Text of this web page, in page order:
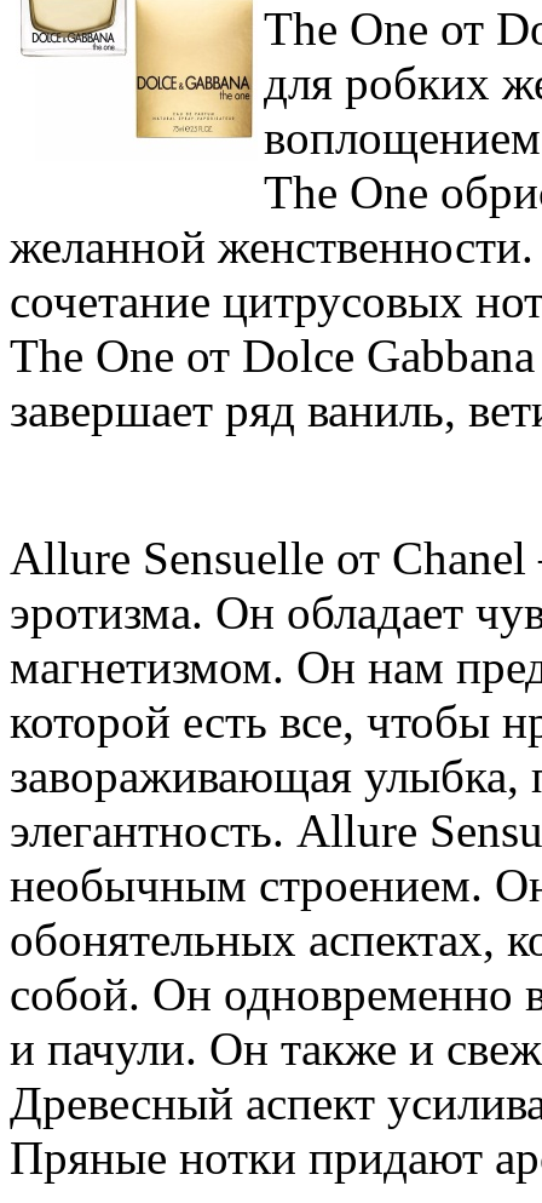
The One от
для робких
The One
желанной
сочетание цитрусовых
The One от Dolce
завершает ряд ваниль,
Allure Sensuelle от
эротизма. Он обладает
магнетизмом. Он нам
которой есть все, чтобы
завораживающая
элегантность. Allure
необычным строением.
обонятельных аспектах,
собой. Он одновременно
и пачули. Он также и
Древесный аспект
Пряные нотки придают